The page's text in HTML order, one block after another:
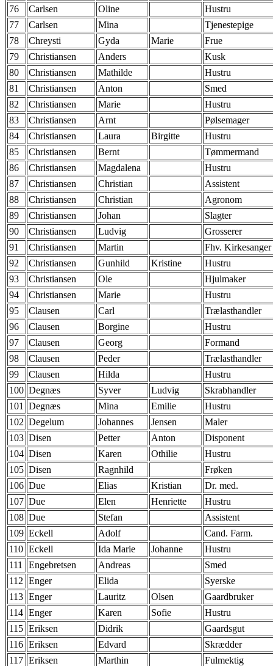
76
Carlsen Oline
Hustru
77
Carlsen Mina
Tjenestepige
78
Chreysti Gyda Marie
Frue
79
Christiansen Anders
Kusk
80
Christiansen Mathilde
Hustru
81
Christiansen Anton
Smed
82
Christiansen Marie
Hustru
83
Christiansen Arnt
Pølsemager
84
Christiansen Laura Birgitte
Hustru
85
Christiansen Bernt
Tømmermand
86
Christiansen Magdalena
Hustru
87
Christiansen Christian
Assistent
88
Christiansen Christian
Agronom
89
Christiansen Johan
Slagter
90
Christiansen Ludvig
Grosserer
91
Christiansen Martin
Fhv. Kirkesanger
92
Christiansen Gunhild Kristine
Hustru
93
Christiansen Ole
Hjulmaker
94
Christiansen Marie
Hustru
95
Clausen Carl
Trælasthandler
96
Clausen Borgine
Hustru
97
Clausen Georg
Formand
98
Clausen Peder
Trælasthandler
99
Clausen Hilda
Hustru
100 Degnæs Syver Ludvig
Skrabhandler
101 Degnæs Mina Emilie
Hustru
102 Degelum Johannes Jensen
Maler
103 Disen Petter Anton
Disponent
104 Disen Karen Othilie
Hustru
105 Disen Ragnhild
Frøken
106 Due Elias Kristian
Dr. med.
107 Due Elen Henriette
Hustru
108 Due Stefan
Assistent
109 Eckell Adolf
Cand. Farm.
110 Eckell Ida Marie Johanne
Hustru
111
Engebretsen Andreas
Smed
112 Enger Elida
Syerske
113 Enger Lauritz Olsen
Gaardbruker
114 Enger Karen Sofie
Hustru
115 Eriksen Didrik
Gaardsgut
116 Eriksen Edvard
Skrædder
117 Eriksen Marthin Fulmektig